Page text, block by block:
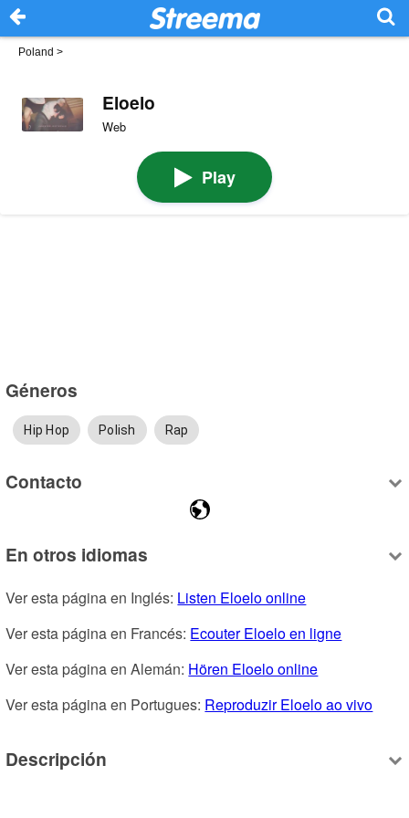
Poland >
Eloelo
Web
Play
Géneros
Hip Hop Polish Rap
Contacto
En otros idiomas
Ver esta página en Inglés: Listen Eloelo online
Ver esta página en Francés: Ecouter Eloelo en ligne
Ver esta página en Alemán: Hören Eloelo online
Ver esta página en Portugues: Reproduzir Eloelo ao vivo
Descripción